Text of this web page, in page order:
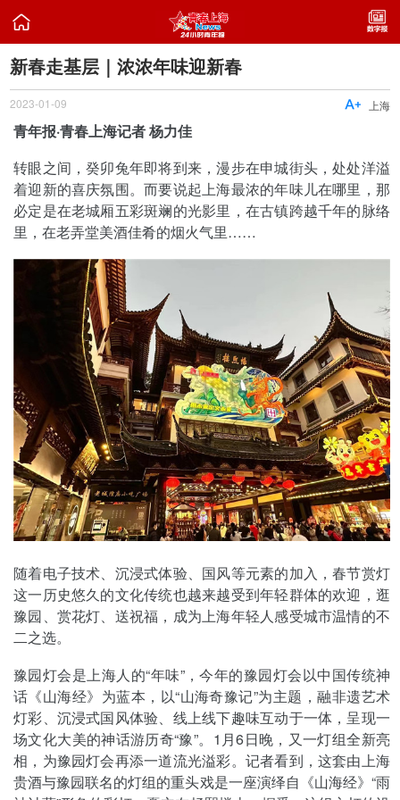

新春走基层｜浓浓年味迎新春
2023-01-09 上海

青年报·青春上海记者 杨力佳
转眼之间，癸卯兔年即将到来，漫步在申城街头，处处洋溢
着迎新的喜庆氛围。而要说起上海最浓的年味儿在哪里，那
必定是在老城厢五彩斑斓的光影里，在古镇跨越千年的脉络
里，在老弄堂美酒佳肴的烟火气里……
随着电子技术、沉浸式体验、国风等元素的加入，春节赏灯
这一历史悠久的文化传统也越来越受到年轻群体的欢迎，逛
豫园、赏花灯、送祝福，成为上海年轻人感受城市温情的不
二之选。
豫园灯会是上海人的“年味”，今年的豫园灯会以中国传统神
话《山海经》为蓝本，以“山海奇豫记”为主题，融非遗艺术
灯彩、沉浸式国风体验、线上线下趣味互动于一体，呈现一
场文化大美的神话游历奇“豫”。1月6日晚，又一灯组全新亮
相，为豫园灯会再添一道流光溢彩。记者看到，这套由上海
贵酒与豫园联名的灯组的重头戏是一座演绎自《山海经》“雨